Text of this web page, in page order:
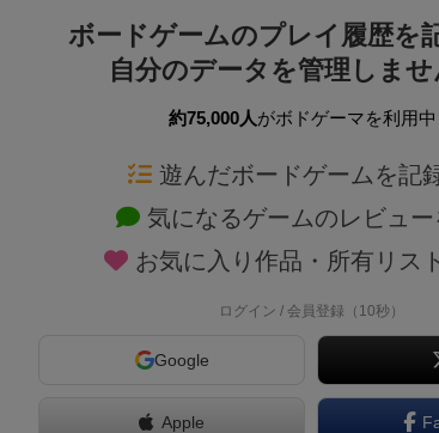
じっくり表示
商品名、商品説明文、デザイナー名、テーマ名、メカニクス
ゲームデザイ
ゲームデザイ
対象年齢を指定します。
ボードゲームのプレイ履歴を
自分のデータを管理しませ
約75,000人がボドゲーマを利用中
遊んだボードゲームを記
気になるゲームのレビュ
お気に入り作品・所有リス
ログイン / 会員登録（10秒）
Google
Apple